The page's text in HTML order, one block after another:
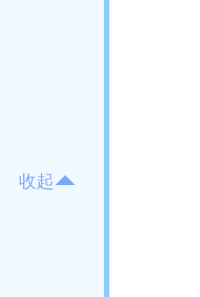
收起